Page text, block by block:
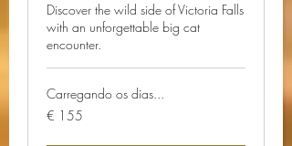
Discover the wild side of Victoria Falls
with an unforgettable big cat
encounter.
Carregando os dias...
155
Euros
€ 155